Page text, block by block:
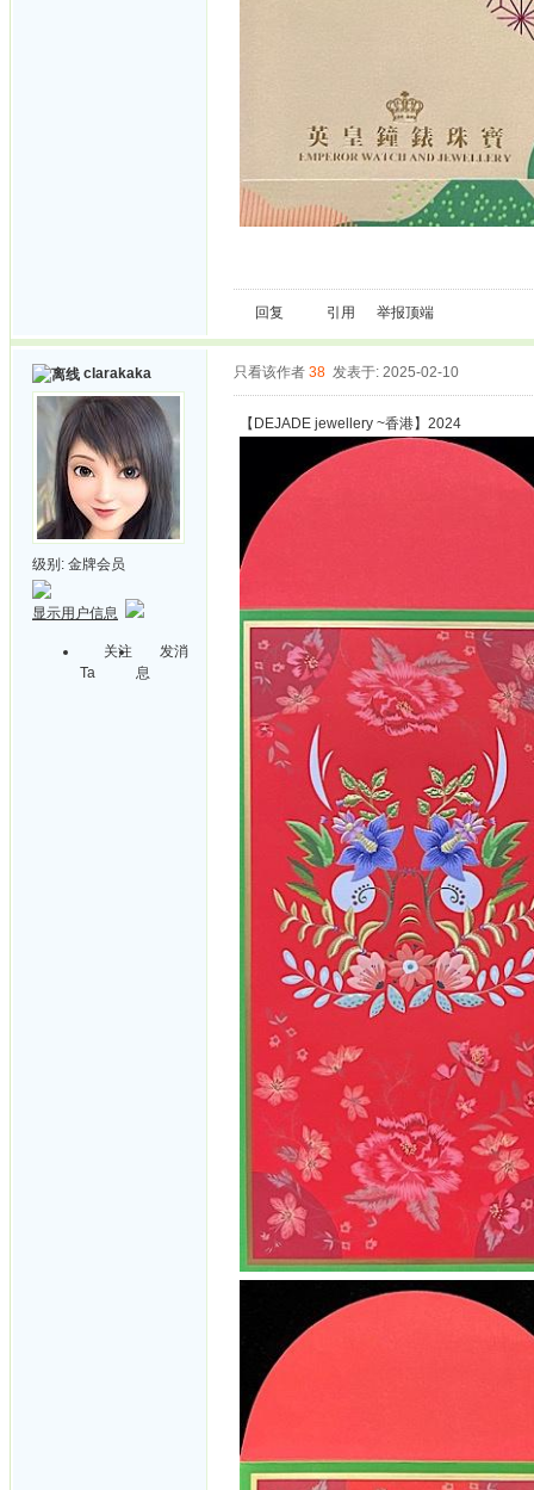
回复 引用 举报顶端
clarakaka
级别: 金牌会员
显示用户信息
关注
Ta
发消
息
只看该作者 38 发表于: 2025-02-10
【DEJADE jewellery ~香港】2024